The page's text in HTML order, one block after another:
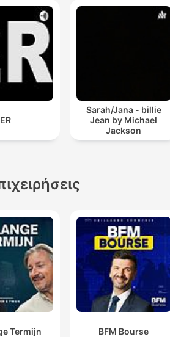
ER
Sarah/Jana - billie
Jean by Michael
Jackson
Termijn BFM Bourse